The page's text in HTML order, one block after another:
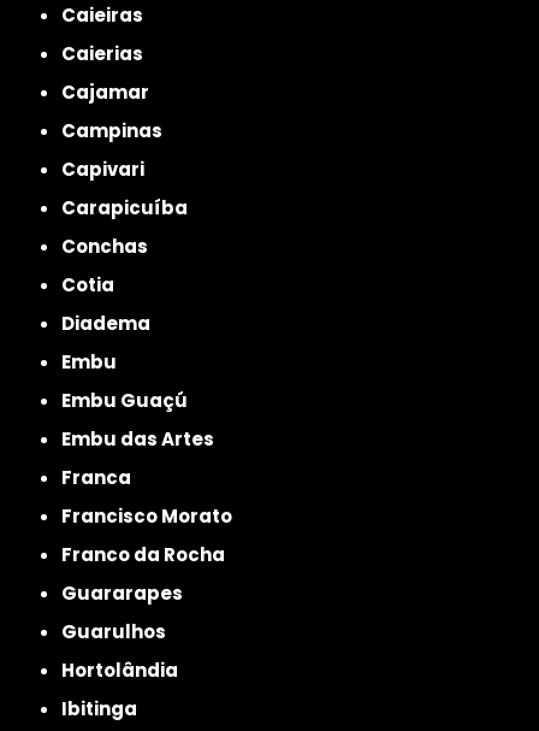
Caieiras
Caierias
Cajamar
Campinas
Capivari
Carapicuíba
Conchas
Cotia
Diadema
Embu
Embu Guaçú
Embu das Artes
Franca
Francisco Morato
Franco da Rocha
Guararapes
Guarulhos
Hortolândia
Ibitinga